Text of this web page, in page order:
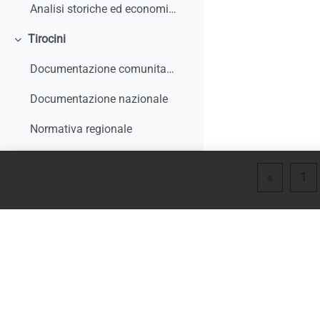
Analisi storiche ed economiche sulle origini dell'apprendistato e le sue trasformazioni
Minimizza
Tirocini
Documentazione comunitaria
Documentazione nazionale
Normativa regionale
Pagina